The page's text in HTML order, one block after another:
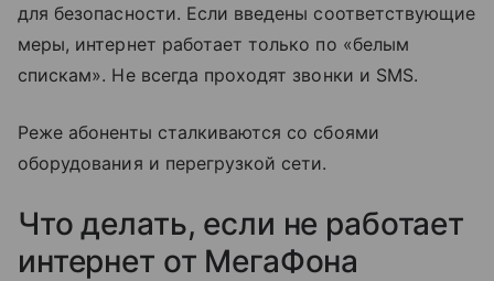
для безопасности. Если введены соответствующие
меры, интернет работает только по «белым
спискам». Не всегда проходят звонки и SMS.
Реже абоненты сталкиваются со сбоями
оборудования и перегрузкой сети.
Что делать, если не работает
интернет от МегаФона